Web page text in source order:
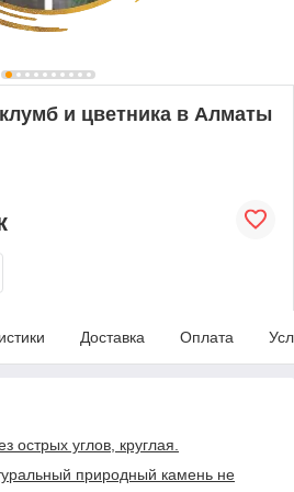
и цветника в Алматы
Доставка Оплата
острых углов, круглая.
природный камень не